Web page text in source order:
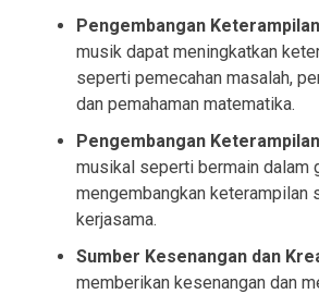
Pengembangan
musik dapat meningkatkan
seperti pemecahan masalah,
dan pemahaman matematika.
Pengembangan
musikal seperti bermain dalam
mengembangkan keterampilan
kerjasama.
Sumber Kesenangan dan
memberikan kesenangan dan